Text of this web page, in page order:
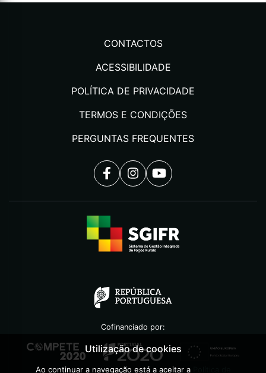
CONTACTOS
ACESSIBILIDADE
POLÍTICA DE PRIVACIDADE
TERMOS E CONDIÇÕES
PERGUNTAS FREQUENTES
Cofinanciado por:
Utilização de cookies
Ao continuar a navegação está a aceitar a